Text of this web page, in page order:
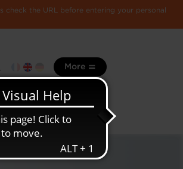
the URL before entering your personal
More
Luxembourg
economy